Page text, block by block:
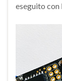
eseguito con